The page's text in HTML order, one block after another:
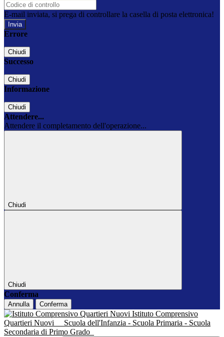
E-mail inviata, si prega di controllare la casella di posta elettronica!
Errore
Chiudi
Successo
Chiudi
Informazione
Chiudi
Attendere...
Attendere il completamento dell'operazione...
Chiudi
Chiudi
Conferma
Annulla Conferma
Istituto Comprensivo
Quartieri Nuovi
Scuola dell'Infanzia - Scuola Primaria - Scuola
Secondaria di Primo Grado